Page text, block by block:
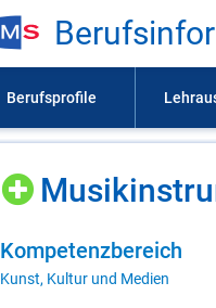
Kom­pe­tenz­be­reich
Kunst, Kultur und Medien